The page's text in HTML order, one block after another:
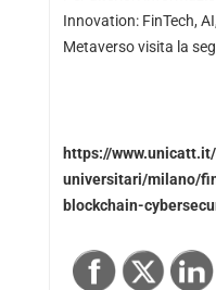
Innovation: FinTech,
Metaverso visita la
https://
universitari/milano/
blockchain-